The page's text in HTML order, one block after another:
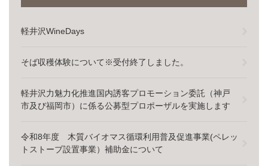
軽井沢WineDays
そば収穫体験について※受付終了しました。
軽井沢力魅力化推進国内誘客プロモーション委託（神戸
市及び福岡市）に係る公募型プロポーザルを実施します
令和8年度 木質バイオマス循環利用普及促進事業(ペレッ
トストーブ設置事業）補助金について